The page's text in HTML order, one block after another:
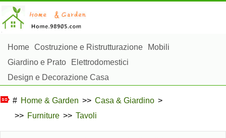
Home Costruzione e Ristrutturazione
Mobili
Giardino e Prato
Elettrodomestici
Design e Decorazione Casa
# Home & Garden >> Casa & Giardino >
>> Furniture >> Tavoli